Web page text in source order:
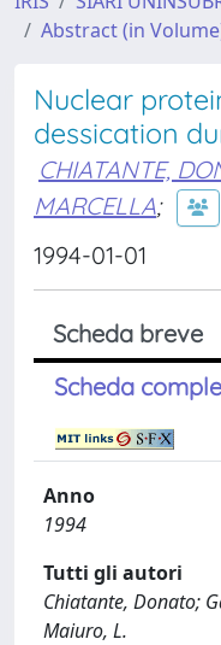
Abstract (in
Nuclear
dessication
CHIATANTE,
MARCELLA;
1994-01-01
Scheda breve
Scheda
Anno
1994
Tutti gli autori
Chiatante, Donato;
Maiuro, L.